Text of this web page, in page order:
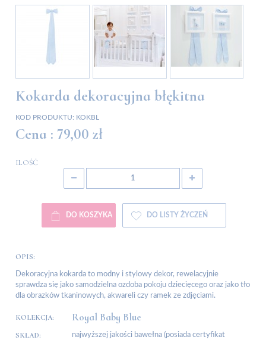
Kokarda dekoracyjna błękitna
KOD PRODUKTU: KOKBL
Cena : 79,00 zł
ILOŚĆ
DO KOSZYKA DO LISTY ŻYCZEŃ
OPIS:
Dekoracyjna kokarda to modny i stylowy dekor, rewelacyjnie
sprawdza się jako samodzielna ozdoba pokoju dziecięcego oraz jako tło
dla obrazków tkaninowych, akwareli czy ramek ze zdjęciami.
KOLEKCJA: Royal Baby Blue
SKŁAD:
najwyższej jakości bawełna (posiada certyfikat